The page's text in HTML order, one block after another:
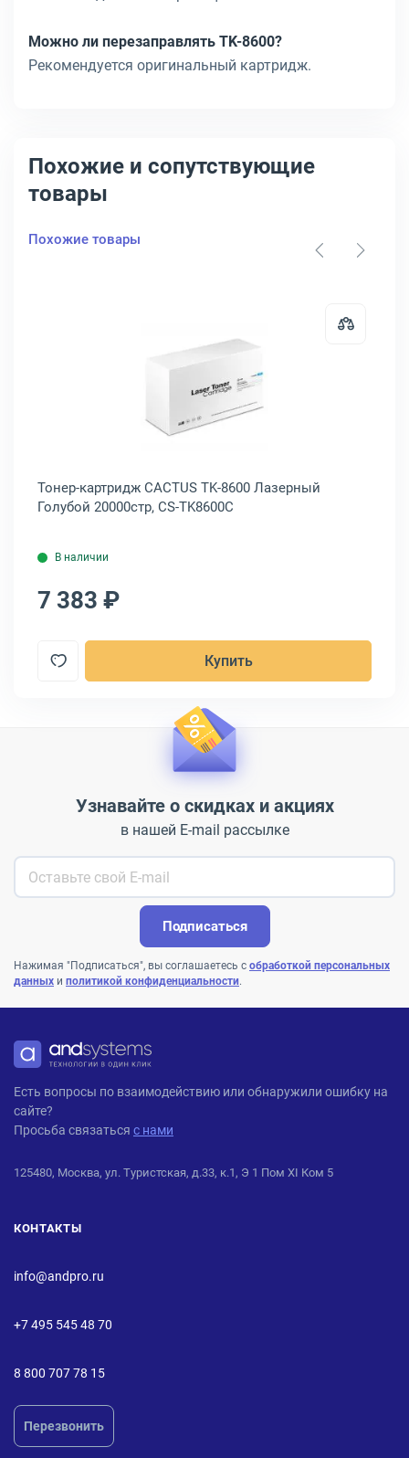
Можно ли перезаправлять TK-8600?
Рекомендуется оригинальный картридж.
Похожие и сопутствующие
товары
Похожие товары
Kyocera TK-8600 Лазерный Пурпурный 20000стр,
Открыть товар: Тонер-картридж
Тонер-картридж CACTUS TK-8600 Лазерный
Голубой 20000стр, CS-TK8600C
В наличии
7 383 ₽
Купить
Узнавайте о скидках и акциях
в нашей E-mail рассылке
Подписаться
Нажимая "Подписаться", вы соглашаетесь с обработкой персональных
данных и политикой конфиденциальности.
ANDPRO
Есть вопросы по взаимодействию или обнаружили ошибку на
сайте?
Просьба связаться с нами
125480, Москва, ул. Туристская, д.33, к.1, Э 1 Пом XI Ком 5
КОНТАКТЫ
info@andpro.ru
+7 495 545 48 70
8 800 707 78 15
Перезвонить